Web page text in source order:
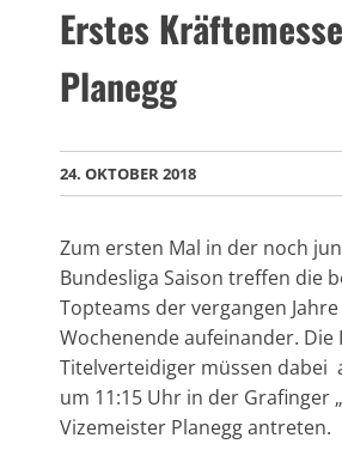
Erstes
Planegg
24. OKTOBER 2018
Zum ersten Mal in der noch
Bundesliga Saison treffen die
Topteams der vergangen
Wochenende aufeinander. Die
Titelverteidiger müssen dabei
um 11:15 Uhr in der Grafinger
Vizemeister Planegg antreten.